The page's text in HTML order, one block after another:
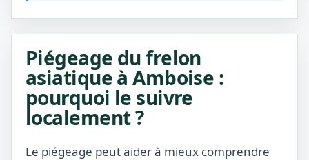
Piégeage du frelon
asiatique à Amboise :
pourquoi le suivre
localement ?
Le piégeage peut aider à mieux comprendre